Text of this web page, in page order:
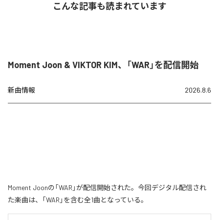
こんな記事も読まれています
Moment Joon & VIKTOR KIM、「WAR」を配信開始
新曲情報 2026.8.6
Moment Joonの「WAR」が配信開始された。今回デジタル配信され
た楽曲は、「WAR」を含む全1曲となっている。